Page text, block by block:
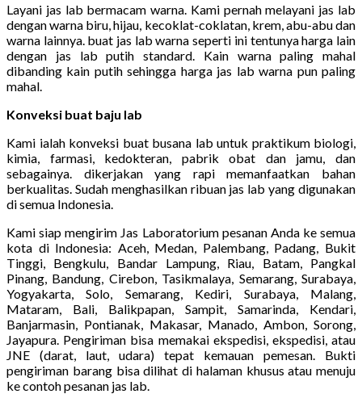
Layani jas lab bermacam warna. Kami pernah melayani jas lab
dengan warna biru, hijau, kecoklat-coklatan, krem, abu-abu dan
warna lainnya. buat jas lab warna seperti ini tentunya harga lain
dengan jas lab putih standard. Kain warna paling mahal
dibanding kain putih sehingga harga jas lab warna pun paling
mahal.
Konveksi buat baju lab
Kami ialah konveksi buat busana lab untuk praktikum biologi,
kimia, farmasi, kedokteran, pabrik obat dan jamu, dan
sebagainya. dikerjakan yang rapi memanfaatkan bahan
berkualitas. Sudah menghasilkan ribuan jas lab yang digunakan
di semua Indonesia.
Kami siap mengirim Jas Laboratorium pesanan Anda ke semua
kota di Indonesia: Aceh, Medan, Palembang, Padang, Bukit
Tinggi, Bengkulu, Bandar Lampung, Riau, Batam, Pangkal
Pinang, Bandung, Cirebon, Tasikmalaya, Semarang, Surabaya,
Yogyakarta, Solo, Semarang, Kediri, Surabaya, Malang,
Mataram, Bali, Balikpapan, Sampit, Samarinda, Kendari,
Banjarmasin, Pontianak, Makasar, Manado, Ambon, Sorong,
Jayapura. Pengiriman bisa memakai ekspedisi, ekspedisi, atau
JNE (darat, laut, udara) tepat kemauan pemesan. Bukti
pengiriman barang bisa dilihat di halaman khusus atau menuju
ke contoh pesanan jas lab.